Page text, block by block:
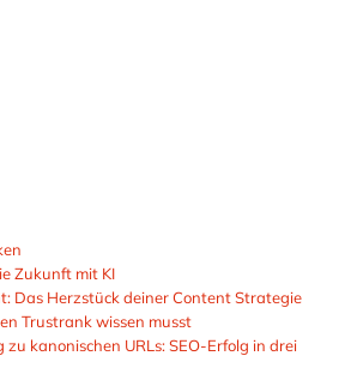
Zukunft mit KI
Das Herzstück deiner Content Strategie
Trustrank wissen musst
kanonischen URLs: SEO-Erfolg in drei